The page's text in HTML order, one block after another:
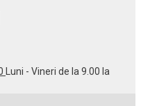
Luni - Vineri de la 9.00 la